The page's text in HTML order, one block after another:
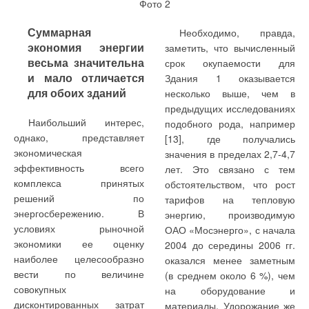
Суммарная
экономия энергии
весьма значительна
и мало отличается
для обоих зданий
Наибольший интерес,
однако, представляет
экономическая
эффективность всего
комплекса принятых
решений по
энергосбережению. В
условиях рыночной
экономики ее оценку
наиболее целесообразно
вести по величине
совокупных
дисконтированных затрат
Необходимо, правда,
заметить, что вычисленный
срок окупаемости для
Здания 1 оказывается
несколько выше, чем в
предыдущих исследованиях
подобного рода, например
[13], где получались
значения в пределах 2,7-4,7
лет. Это связано с тем
обстоятельством, что рост
тарифов на тепловую
энергию, производимую
ОАО «Мосэнерго», с начала
2004 до середины 2006 гг.
оказался менее заметным
(в среднем около 6 %), чем
на оборудование и
материалы. Удорожание же
правила эксплуатации электросетей.
Метод прямого включения: DОL
При пуске методом DОL контактор или аналогичные
устройства подключаются к сети напрямую. При прочих
постоянных параметрах DОL является тем способом пуска,
при котором в электродвигателе возникает минимальное
количество тепла и тем самым у электродвигателей
мощностью до 45 кВт обеспечивается максимальный срок
службы. Однако у электродвигателей большей мощности
механическая нагрузка настолько велика, что рекомендуется
снижать токи.
Метод включения «звезда–треугольник»: SD
Это наиболее часто применяемый способ снижения
пусковых токов. Во время пуска электродвигатель включен на
«звезду», а после окончания пуска переключается на
«треугольник». Такое переключение производится
автоматически через заданный временной интервал. При
Теперь понятия «без содержания свинца» и «Зеленая
марка» указывают на безопасность изделия для здоровья
потребителя. Качество итальянской продукции завода FAR
Rubinetterie растет, и в этом выражается забота о здоровье
потребителей, которые сами нечасто задумываются о
проблемах, связанных с питьевой водой.
FAR в России. Слагаемые успеха
Качество и инновации
Арматура FAR заслужила признание специалистов во всем
мире как наивысший стандарт качества, благодаря
ориентации производства на конкретные условия
применения в той или иной стране. Например, в России на
испытательном гидротеплотехническом стенде «Терморос»
— эксклюзивного дилера FAR Rubinetterie S.p.A. в нашей
стране — проводятся различные эксперименты и
техническая экспертиза опытных образцов.